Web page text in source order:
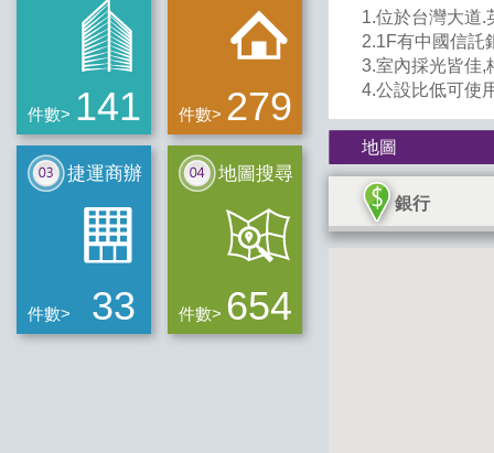
件數> 141 件數> 279
捷運商辦
件數> 33
地圖搜尋
件數> 654
1.位於台灣大道.
2.1F有中國信託
3.室內採光皆佳,
4.公設比低可使
地圖
銀行